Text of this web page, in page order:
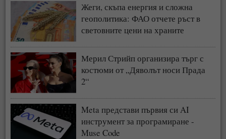
Жеги, скъпа енергия и сложна
геополитика: ФАО отчете ръст в
световните цени на храните
Мерил Стрийп организира търг с
костюми от „Дяволът носи Прада
2“
Meta представи първия си AI
инструмент за програмиране -
Muse Code